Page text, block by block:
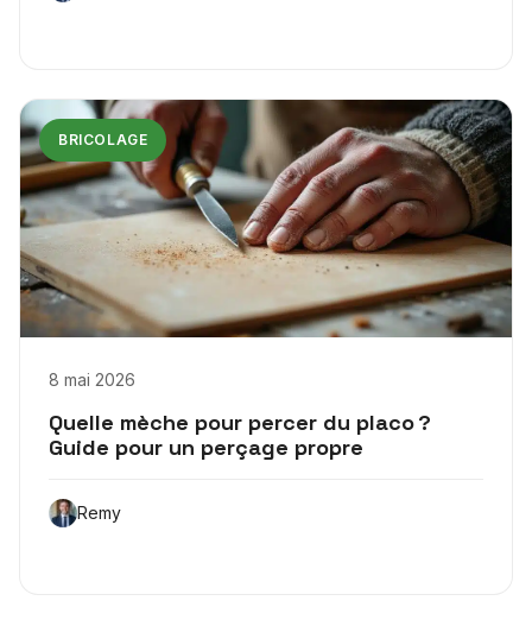
BRICOLAGE
8 mai 2026
Quelle mèche pour percer du placo ?
Guide pour un perçage propre
Remy